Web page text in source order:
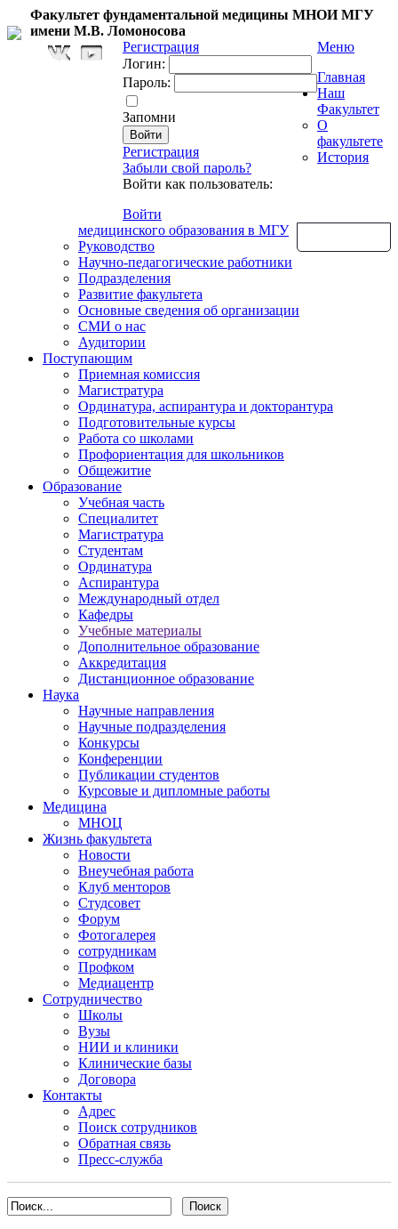
Факультет фундаментальной медицины МНОИ МГУ
имени М.В. Ломоносова
Регистрация
Логин:
Пароль:
Запомни
Регистрация
Забыли свой пароль?
Войти как пользователь:
Войти
Меню
Главная
Наш
Факультет
О
факультете
История
медицинского образования в МГУ
Руководство
Научно-педагогические работники
Подразделения
Развитие факультета
Основные сведения об организации
СМИ о нас
Аудитории
Поступающим
Приемная комиссия
Магистратура
Ординатура, аспирантура и докторантура
Подготовительные курсы
Работа со школами
Профориентация для школьников
Общежитие
Образование
Учебная часть
Специалитет
Магистратура
Студентам
Ординатура
Аспирантура
Международный отдел
Кафедры
Учебные материалы
Дополнительное образование
Аккредитация
Дистанционное образование
Наука
Научные направления
Научные подразделения
Конкурсы
Конференции
Публикации студентов
Курсовые и дипломные работы
Медицина
МНОЦ
Жизнь факультета
Новости
Внеучебная работа
Клуб менторов
Студсовет
Форум
Фотогалерея
сотрудникам
Профком
Медиацентр
Сотрудничество
Школы
Вузы
НИИ и клиники
Клинические базы
Договора
Контакты
Адрес
Поиск сотрудников
Обратная связь
Пресс-служба